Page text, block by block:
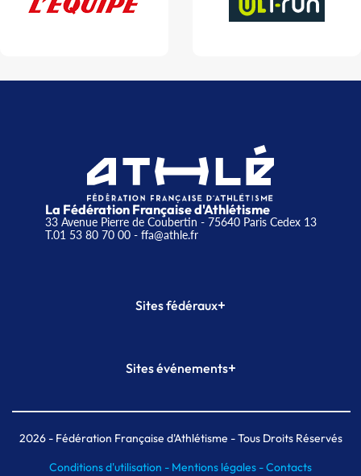
La Fédération Française d'Athlétisme
33 Avenue Pierre de Coubertin - 75640 Paris Cedex 13
T.01 53 80 70 00- ffa@athle.fr
Sites fédéraux+
Plateforme Formation
Sites événements+
Meeting de Paris indoor
MAIF Ekiden de Paris
2026- Fédération Française d'Athlétisme - Tous Droits Réservés
Conditions d'utilisation - Mentions légales -Contacts